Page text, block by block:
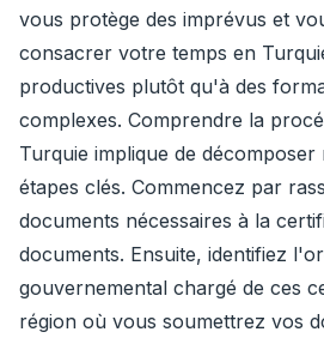
vous protège des imprévus et
consacrer votre temps en
productives plutôt qu'à des
complexes. Comprendre la
Turquie implique de décomposer
étapes clés. Commencez par
documents nécessaires à la
documents. Ensuite, identifiez
gouvernemental chargé de ces
région où vous soumettrez vos